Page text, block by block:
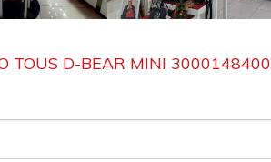
TOUS D-BEAR MINI 3000148400